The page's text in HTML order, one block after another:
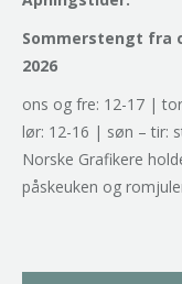
Sommerstengt fra
2026
ons og fre: 12-17 |
lør: 12-16 | søn – tir:
Norske Grafikere
påskeuken og